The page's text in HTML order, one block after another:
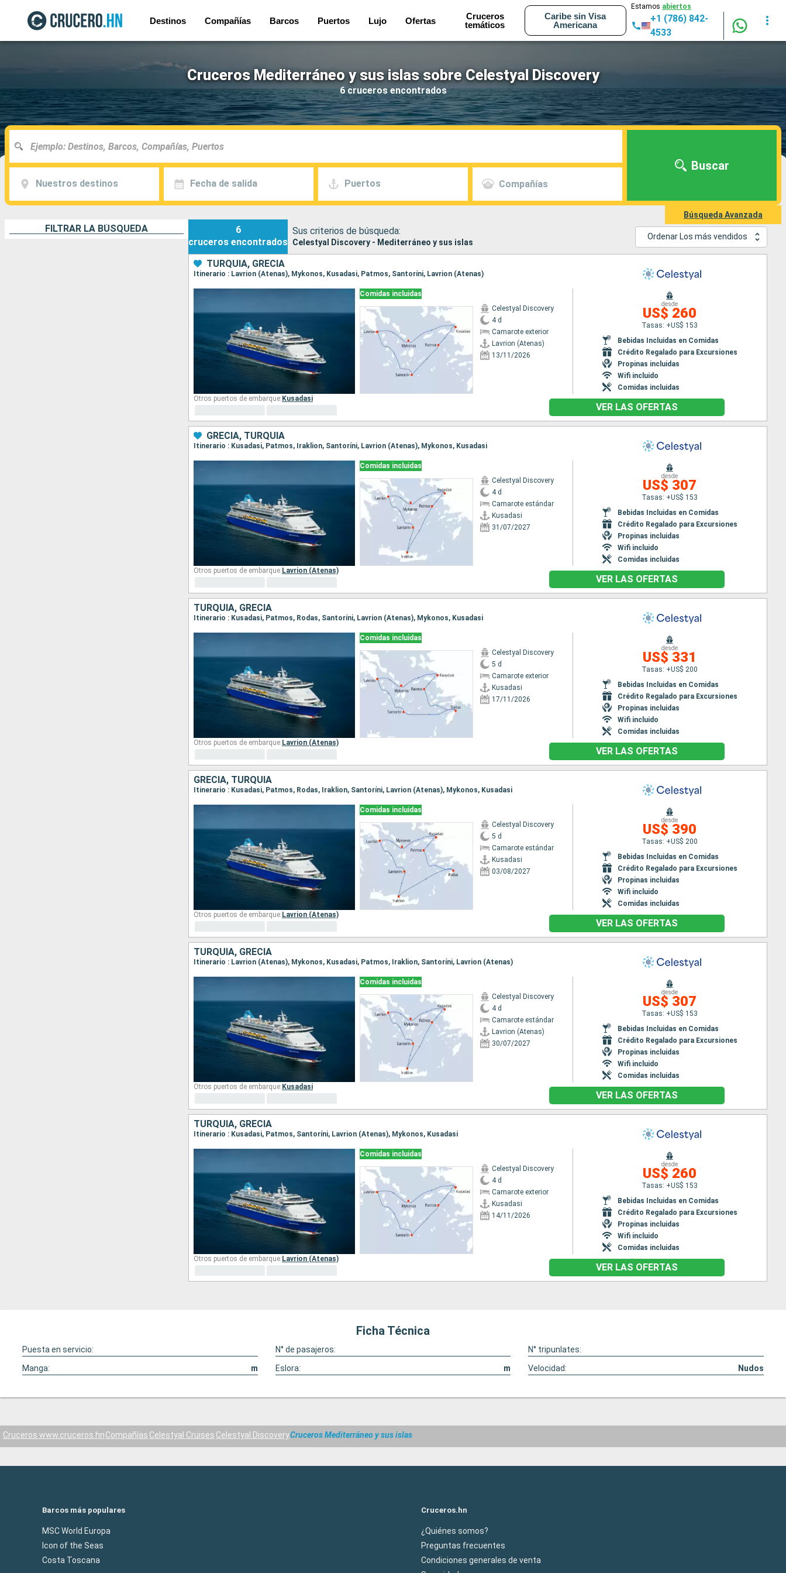
Destinos Compañías Barcos Puertos Lujo Ofertas
Cruceros
temáticos
Caribe sin Visa
Americana
Estamos abiertos
+1 (786) 842-
4533
Cruceros Mediterráneo y sus islas sobre Celestyal Discovery
6 cruceros encontrados
Nuestros destinos Fecha de salida Puertos Compañías
Buscar
Búsqueda Avanzada
FILTRAR LA BÚSQUEDA
6
cruceros encontrados
Sus criterios de búsqueda:
Celestyal Discovery - Mediterráneo y sus islas
Ordenar Los más vendidos
TURQUÍA, GRECIA
Itinerario : Lavrion (Atenas), Mykonos, Kusadasi, Patmos, Santoríni, Lavrion (Atenas)
Comidas incluidas
Celestyal Discovery
4 d
Camarote exterior
Lavrion (Atenas)
13/11/2026
desde
US$ 260
Tasas: +US$ 153
Bebidas Incluidas en Comidas
Crédito Regalado para Excursiones
Propinas incluidas
Wifi incluido
Comidas incluidas
Otros puertos de embarque: Kusadasi
VER LAS OFERTAS
GRECIA, TURQUÍA
Itinerario : Kusadasi, Patmos, Iraklion, Santoríni, Lavrion (Atenas), Mykonos, Kusadasi
Comidas incluidas
Celestyal Discovery
4 d
Camarote estándar
Kusadasi
31/07/2027
desde
US$ 307
Tasas: +US$ 153
Bebidas Incluidas en Comidas
Crédito Regalado para Excursiones
Propinas incluidas
Wifi incluido
Comidas incluidas
Otros puertos de embarque: Lavrion (Atenas)
VER LAS OFERTAS
TURQUÍA, GRECIA
Itinerario : Kusadasi, Patmos, Rodas, Santoríni, Lavrion (Atenas), Mykonos, Kusadasi
Comidas incluidas
Celestyal Discovery
5 d
Camarote exterior
Kusadasi
17/11/2026
desde
US$ 331
Tasas: +US$ 200
Bebidas Incluidas en Comidas
Crédito Regalado para Excursiones
Propinas incluidas
Wifi incluido
Comidas incluidas
Otros puertos de embarque: Lavrion (Atenas)
VER LAS OFERTAS
GRECIA, TURQUÍA
Itinerario : Kusadasi, Patmos, Rodas, Iraklion, Santoríni, Lavrion (Atenas), Mykonos, Kusadasi
Comidas incluidas
Celestyal Discovery
5 d
Camarote estándar
Kusadasi
03/08/2027
desde
US$ 390
Tasas: +US$ 200
Bebidas Incluidas en Comidas
Crédito Regalado para Excursiones
Propinas incluidas
Wifi incluido
Comidas incluidas
Otros puertos de embarque: Lavrion (Atenas)
VER LAS OFERTAS
TURQUÍA, GRECIA
Itinerario : Lavrion (Atenas), Mykonos, Kusadasi, Patmos, Iraklion, Santoríni, Lavrion (Atenas)
Comidas incluidas
Celestyal Discovery
4 d
Camarote estándar
Lavrion (Atenas)
30/07/2027
desde
US$ 307
Tasas: +US$ 153
Bebidas Incluidas en Comidas
Crédito Regalado para Excursiones
Propinas incluidas
Wifi incluido
Comidas incluidas
Otros puertos de embarque: Kusadasi
VER LAS OFERTAS
TURQUÍA, GRECIA
Itinerario : Kusadasi, Patmos, Santoríni, Lavrion (Atenas), Mykonos, Kusadasi
Comidas incluidas
Celestyal Discovery
4 d
Camarote exterior
Kusadasi
14/11/2026
desde
US$ 260
Tasas: +US$ 153
Bebidas Incluidas en Comidas
Crédito Regalado para Excursiones
Propinas incluidas
Wifi incluido
Comidas incluidas
Otros puertos de embarque: Lavrion (Atenas)
VER LAS OFERTAS
Ficha Técnica
Puesta en servicio: N° de pasajeros:
N° tripunlates:
Manga:
m Eslora: m Velocidad: Nudos
Cruceros www.cruceros.hnCompañías Celestyal Cruises Celestyal DiscoveryCruceros Mediterráneo y sus islas
Barcos más populares
MSC World Europa
Icon of the Seas
Costa Toscana
Cruceros.hn
¿Quiénes somos?
Preguntas frecuentes
Condiciones generales de venta